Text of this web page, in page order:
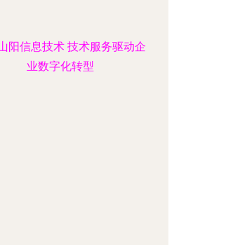
阳信息技术 技术服务驱动企
业数字化转型